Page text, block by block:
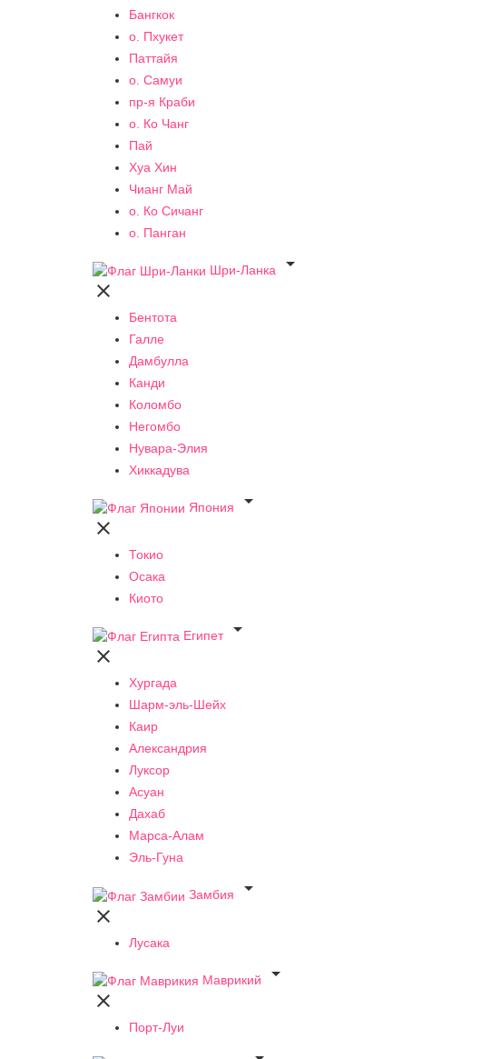
Бангкок
о. Пхукет
Паттайя
о. Самуи
пр-я Краби
о. Ко Чанг
Пай
Хуа Хин
Чианг Май
о. Ко Сичанг
о. Панган
Шри-Ланка


Бентота
Галле
Дамбулла
Канди
Коломбо
Негомбо
Нувара-Элия
Хиккадува
Япония


Токио
Осака
Киото
Египет


Хургада
Шарм-эль-Шейх
Каир
Александрия
Луксор
Асуан
Дахаб
Марса-Алам
Эль-Гуна
Замбия


Лусака
Маврикий


Порт-Луи